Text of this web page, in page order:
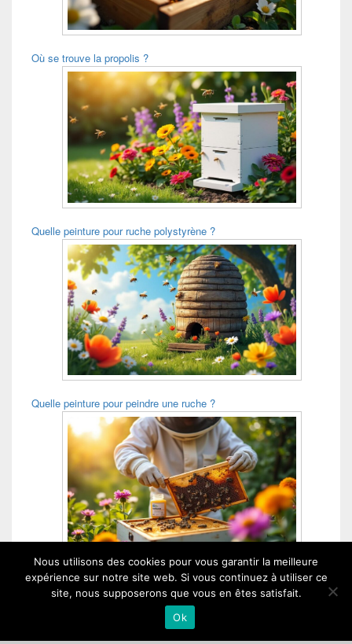
Où se trouve la propolis ?
Quelle peinture pour ruche polystyrène ?
Quelle peinture pour peindre une ruche ?
Quand donner de l Apifonda ?
Chez Maya dans le Cantou - Copyright © 2026 - Tous droits réservés.
Nous utilisons des cookies pour vous garantir la meilleure
expérience sur notre site web. Si vous continuez à utiliser ce
site, nous supposerons que vous en êtes satisfait.
Ok